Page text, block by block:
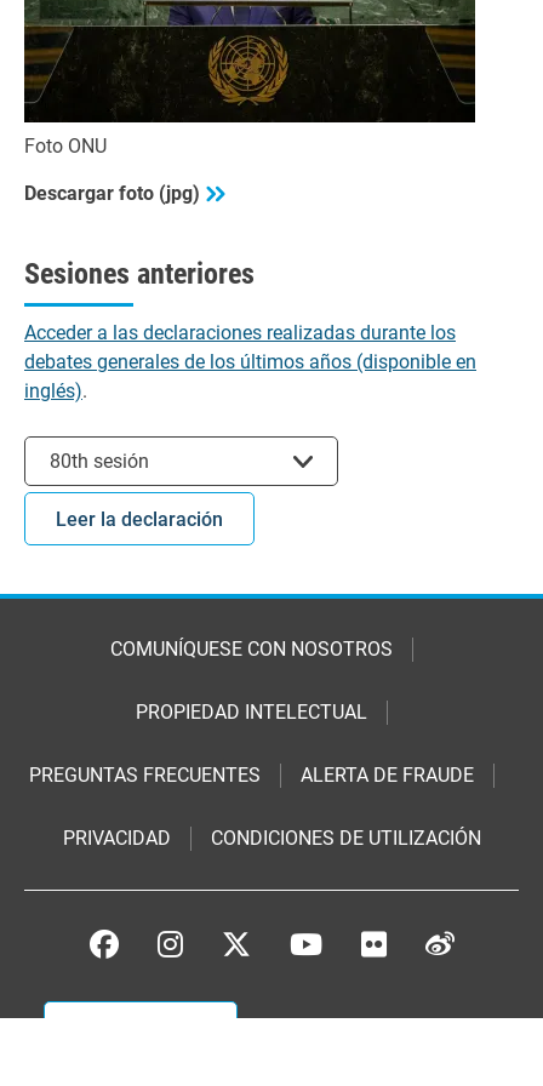
Foto ONU
Descargar foto (jpg)
Sesiones anteriores
Acceder a las declaraciones realizadas durante los
debates generales de los últimos años (disponible en
inglés).
80th sesión
Leer la declaración
COMUNÍQUESE CON NOSOTROS
PROPIEDAD INTELECTUAL
PREGUNTAS FRECUENTES ALERTA DE FRAUDE
PRIVACIDAD CONDICIONES DE UTILIZACIÓN